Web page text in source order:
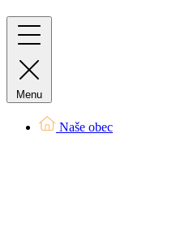
Menu
Naše obec